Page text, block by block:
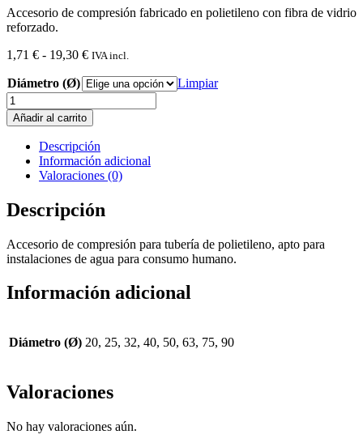
Accesorio de compresión fabricado en polietileno con fibra de vidrio
reforzado.
1,71 € - 19,30 €Rango
precios:
desde
1,71 €
hasta
19,30 €
IVA incl.
Diámetro (Ø)
Limpiar
Tapon
final
H.
Polietileno
cantidad
Añadir al carrito
Descripción
Información adicional
Valoraciones (0)
Descripción
Accesorio de compresión para tubería de polietileno, apto para
instalaciones de agua para consumo humano.
Información adicional
Diámetro (Ø) 20, 25, 32, 40, 50, 63, 75, 90
Valoraciones
No hay valoraciones aún.